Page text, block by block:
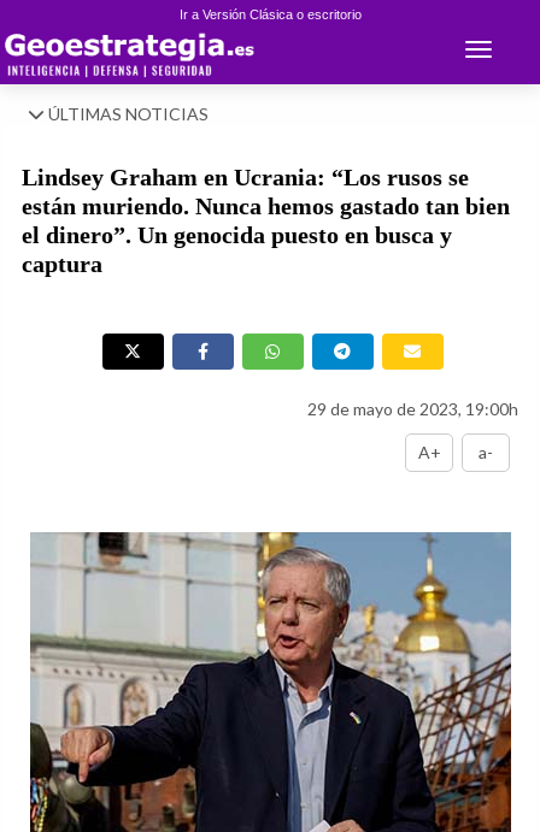
Ir a Versión Clásica o escritorio
Toggle
ÚLTIMAS NOTICIAS
Lindsey Graham en Ucrania: “Los rusos se
están muriendo. Nunca hemos gastado tan bien
el dinero”. Un genocida puesto en busca y
captura
29 de mayo de 2023, 19:00h
A+ a-